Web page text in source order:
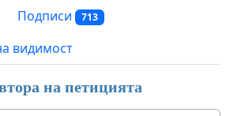
Подписи 713
видимост
на петицията